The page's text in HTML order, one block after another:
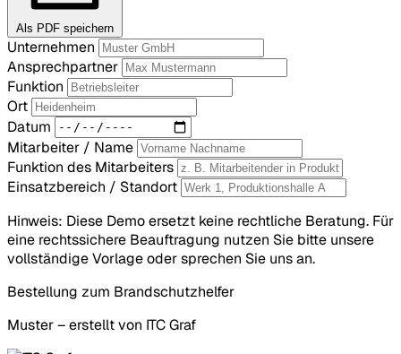
Als PDF speichern
Unternehmen
Ansprechpartner
Funktion
Ort
Datum
Mitarbeiter / Name
Funktion des Mitarbeiters
Einsatzbereich / Standort
Hinweis: Diese Demo ersetzt keine rechtliche Beratung. Für
eine rechtssichere Beauftragung nutzen Sie bitte unsere
vollständige Vorlage oder sprechen Sie uns an.
Bestellung zum Brandschutzhelfer
Muster – erstellt von ITC Graf